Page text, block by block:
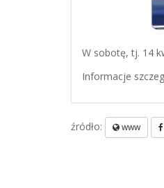
W sobotę, tj. 14
Informacje
źródło: www